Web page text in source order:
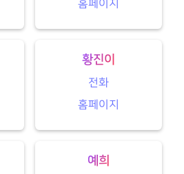
홈페이지
황진이
전화
홈페이지
예희